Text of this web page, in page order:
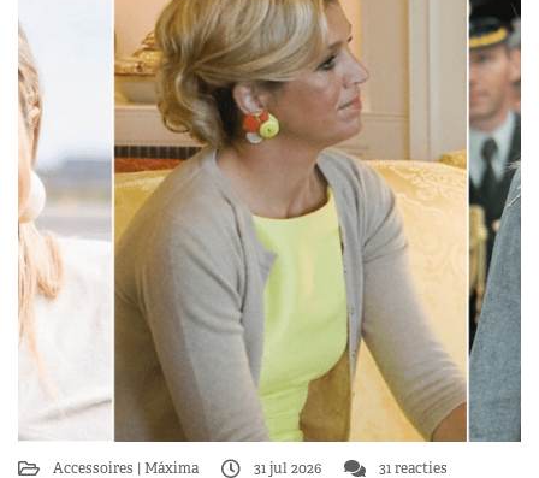
Accessoires Máxima 31 jul 2026 31 reacties